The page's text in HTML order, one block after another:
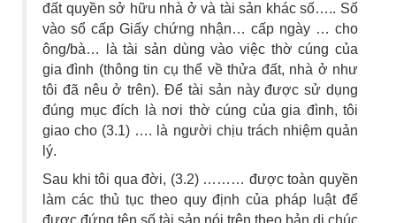
đất quyền sở hữu nhà ở và tài sản khác số….. Số
vào sổ cấp Giấy chứng nhận… cấp ngày … cho
ông/bà… là tài sản dùng vào việc thờ cúng của
gia đình (thông tin cụ thể về thửa đất, nhà ở như
tôi đã nêu ở trên). Để tài sản này được sử dụng
đúng mục đích là nơi thờ cúng của gia đình, tôi
giao cho (3.1) …. là người chịu trách nhiệm quản
lý.
Sau khi tôi qua đời, (3.2) ……… được toàn quyền
làm các thủ tục theo quy định của pháp luật để